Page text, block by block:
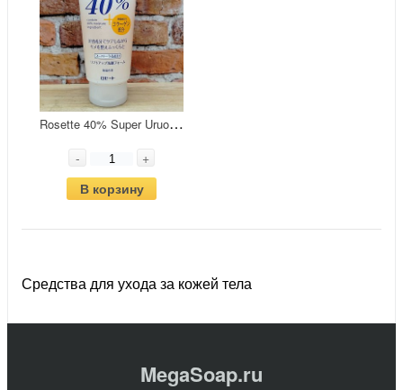
R
osette 40% Super Uruoi Мягкая пенка для лица 40% увлажнения с морским коллагеном 168 гр
-
+
В корзину
Средства для ухода за кожей тела
MegaSoap.ru